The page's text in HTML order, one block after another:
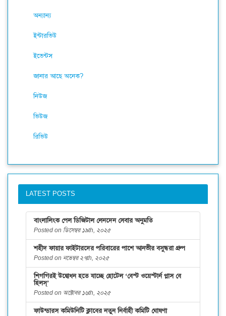
অন্যান্য
ইন্টারভিউ
ইভেন্টস
জানার আছে অনেক?
নিউজ
ভিউজ
রিভিউ
LATEST POSTS
বাংলালিংক পেল ডিজিটাল লেনদেন সেবার অনুমতি
Posted on ডিসেম্বর ১৯th, ২০২৫
শহীদ ফায়ার ফাইটারদের পরিবারের পাশে আনভীর বসুন্ধরা গ্রুপ
Posted on নভেম্বর ২৭th, ২০২৫
শিগগিরই উদ্বোধন হতে যাচ্ছে হোটেল ‘বেস্ট ওয়েস্টার্ন প্লাস বে
হিলস্’
Posted on অক্টোবর ১৬th, ২০২৫
ফাউন্ডারস কমিউনিটি ক্লাবের নতুন নির্বাহী কমিটি ঘোষণা